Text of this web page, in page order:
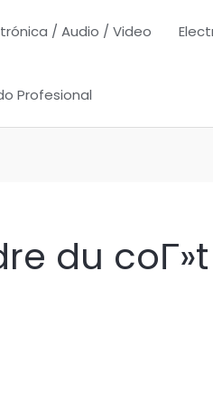
/ Audio / Video
Profesional
du